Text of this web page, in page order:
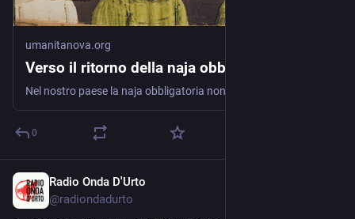
umanitanova.org
Verso il ritorno della naja obbligatoria? -
0
Radio Onda D'Urto
@radiondadurto